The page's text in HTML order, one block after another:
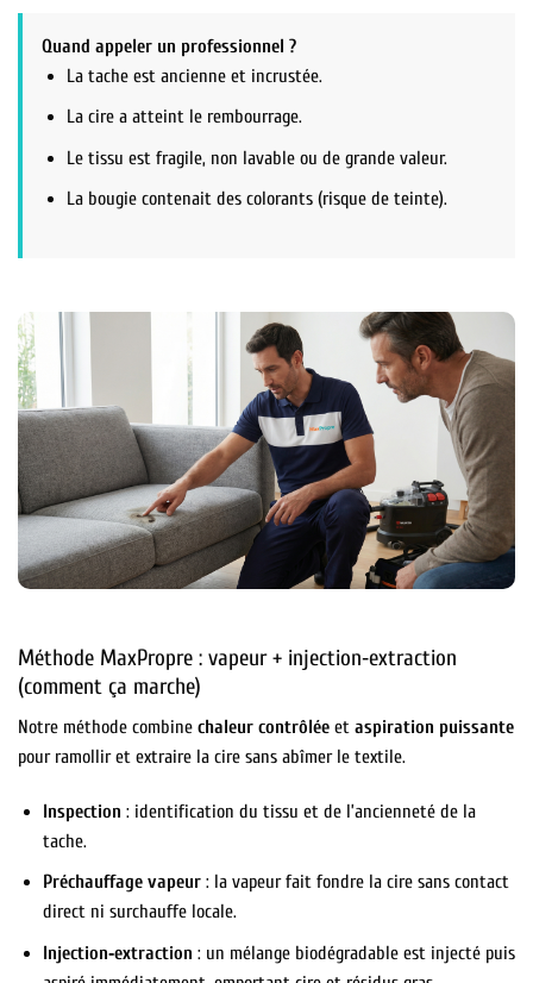
Quand appeler un professionnel ?
La tache est ancienne et incrustée.
La cire a atteint le rembourrage.
Le tissu est fragile, non lavable ou de grande valeur.
La bougie contenait des colorants (risque de teinte).
Méthode MaxPropre : vapeur + injection‑extraction
(comment ça marche)
Notre méthode combine chaleur contrôlée et aspiration puissante
pour ramollir et extraire la cire sans abîmer le textile.
Inspection : identification du tissu et de l’ancienneté de la
tache.
Préchauffage vapeur: la vapeur fait fondre la cire sans contact
direct ni surchauffe locale.
Injection‑extraction : un mélange biodégradable est injecté puis